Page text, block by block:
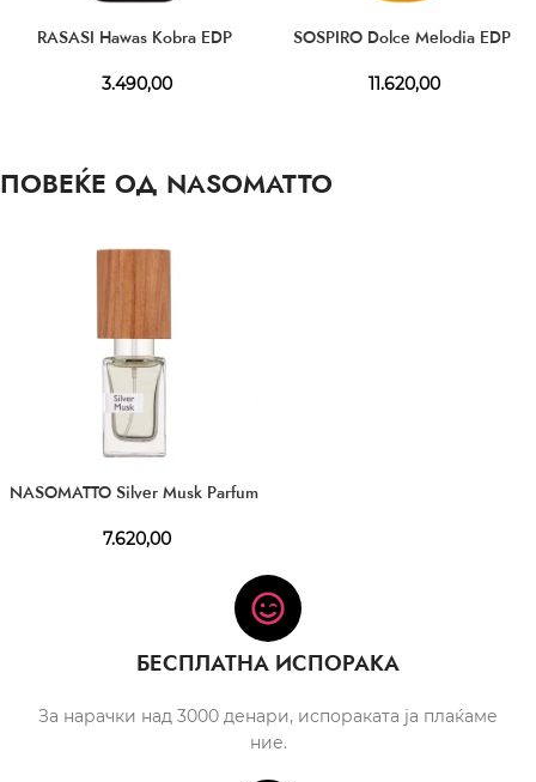
RASASI Hawas Kobra EDP
3.490,00
SOSPIRO Dolce Melodia EDP
11.620,00
ПОВЕЌЕ ОД NASOMATTO
NASOMATTO Silver Musk Parfum
7.620,00
БЕСПЛАТНА ИСПОРАКА
За нарачки над 3000 денари, испораката ја плаќаме
ние.